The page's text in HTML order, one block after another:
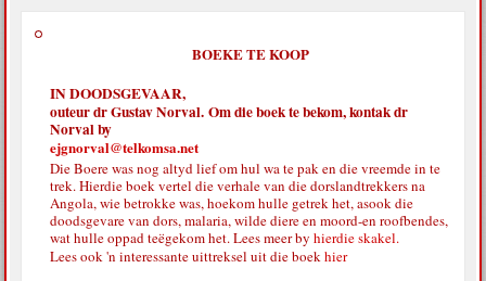
BOEKE TE KOOP
IN DOODSGEVAAR,
outeur dr Gustav Norval. Om die boek te bekom, kontak dr
Norval by
ejgnorval@telkomsa.net
Die Boere was nog altyd lief om hul wa te pak en die vreemde in te
trek. Hierdie boek vertel die verhale van die dorslandtrekkers na
Angola, wie betrokke was, hoekom hulle getrek het, asook die
doodsgevare van dors, malaria, wilde diere en moord-en roofbendes,
wat hulle oppad teëgekom het. Lees meer byhierdie skakel.
Lees ook 'n interessante uittreksel uit die boekhier